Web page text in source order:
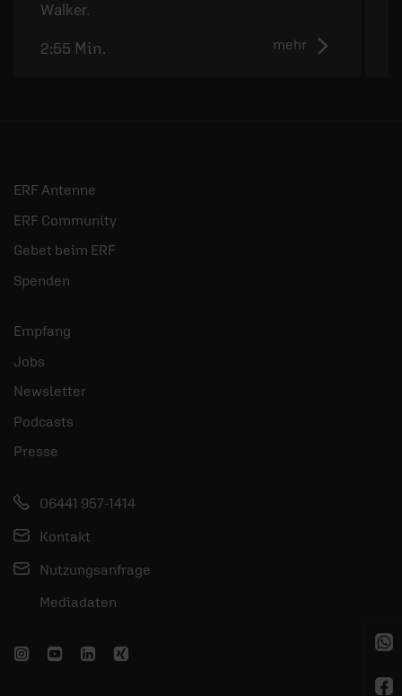
Walker.
mehr
2:55 Min.
ERF Antenne
ERF Community
Gebet beim ERF
Spenden
Empfang
Jobs
Newsletter
Podcasts
Presse
06441 957-1414
Kontakt
Nutzungsanfrage
Mediadaten